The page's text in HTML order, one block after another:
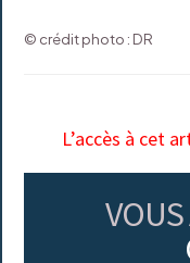
© crédit photo : DR
L’accès à cet
VOUS